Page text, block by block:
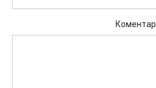
Коментар